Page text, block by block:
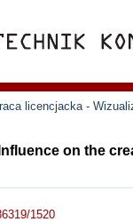
licencjacka -
on the
1520